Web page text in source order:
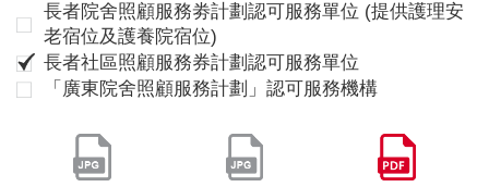
長者院舍照顧服務劵計劃認可服務單位 (提供護理安
老宿位及護養院宿位)
長者社區照顧服務券計劃認可服務單位
「廣東院舍照顧服務計劃」認可服務機構